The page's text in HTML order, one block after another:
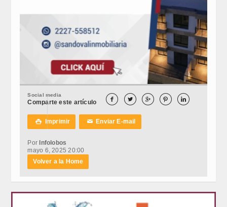
Social media
Comparte este artículo     
 Imprimir ✉Enviar E-mail
Por Infolobos
mayo 6, 2025 20:00
Volver a la Home